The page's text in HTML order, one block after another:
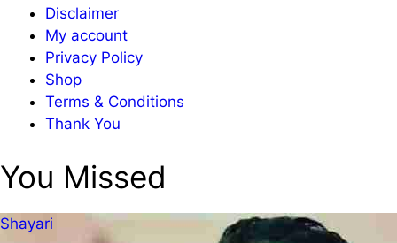
Disclaimer
My account
Privacy Policy
Shop
Terms & Conditions
Thank You
You Missed
Shayari